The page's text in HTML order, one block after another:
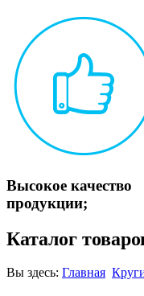
Высокое качество
продукции;
Каталог
Вы здесь: Главная